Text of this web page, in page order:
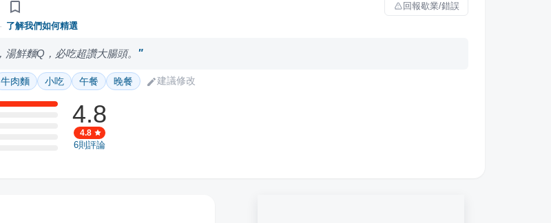
回報歇業/錯誤
· 了解我們如何精選
鮮麵Q，必吃超讚大腸頭。
牛肉麵 小吃 午餐 晚餐 建議修改
4.8
4.8
6則評論